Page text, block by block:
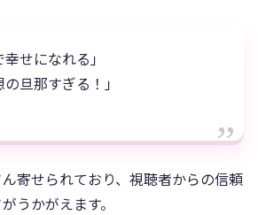
せになれる」
の旦那すぎる！」
寄せられており、視聴者からの信頼
うかがえます。